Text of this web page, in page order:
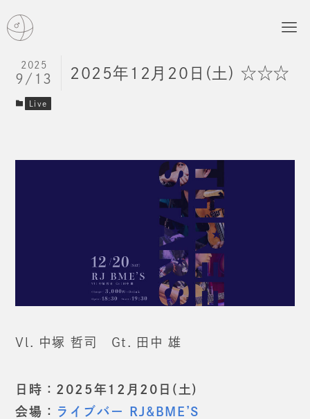
2025年12月20日(土) ☆☆☆
2025
9/13
Live
Vl. 中塚 哲司 Gt. 田中 雄
日時：2025年12月20日(土)
会場：
ライブバー RJ&BME’S